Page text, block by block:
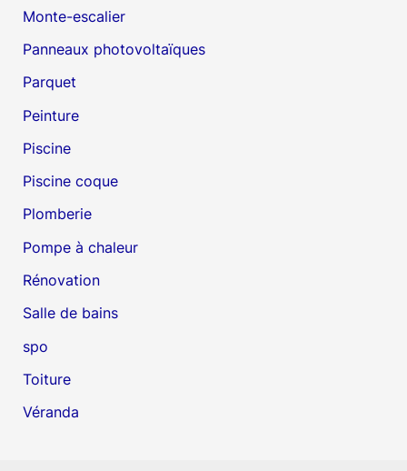
Monte-escalier
Panneaux photovoltaïques
Parquet
Peinture
Piscine
Piscine coque
Plomberie
Pompe à chaleur
Rénovation
Salle de bains
spo
Toiture
Véranda